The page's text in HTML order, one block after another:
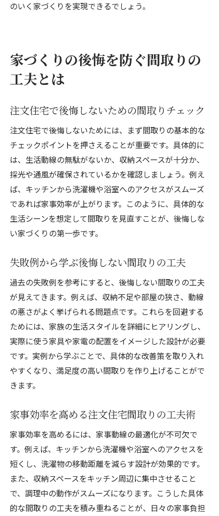
め
のいく家づくりを実現できるでしょう。
家づくりの後悔を防ぐ間取りの
工夫とは
注文住宅で後悔しないための間取りチェック
注文住宅で後悔しないためには、まず間取りの基本的な
チェックポイントを押さえることが重要です。具体的に
は、生活動線の無駄がないか、収納スペースが十分か、
採光や通風が確保されているかを確認しましょう。例え
ば、キッチンから洗濯機や浴室へのアクセスがスムーズ
であれば家事効率が上がります。このように、具体的な
生活シーンを想定して間取りを見直すことが、後悔しな
い家づくりの第一歩です。
失敗例から学ぶ後悔しない間取りの工夫
過去の失敗例を参考にすると、後悔しない間取りの工夫
が見えてきます。例えば、収納不足や部屋の狭さ、動線
の悪さがよく挙げられる問題点です。これらを回避する
ためには、家族の生活スタイルを詳細にヒアリングし、
実際に使う家具や家電の配置をイメージした設計が必要
です。実例から学ぶことで、具体的な改善策を取り入れ
やすくなり、満足度の高い間取りを作り上げることがで
きます。
家事効率を高める注文住宅間取りの工夫術
家事効率を高めるには、家事動線の最適化が不可欠で
す。例えば、キッチンから洗濯機や浴室へのアクセスを
短くし、洗濯物の移動距離を減らす設計が効果的です。
また、収納スペースをキッチン周辺に集中させること
で、調理中の動作がスムーズになります。こうした具体
的な間取りの工夫を積み重ねることが、日々の家事負担